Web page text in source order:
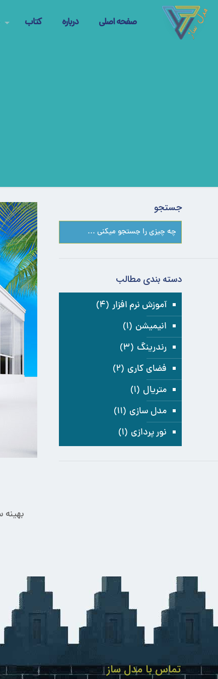
صفحه اصلی درباره کتاب
جستجو
دسته بندی مطالب
آموزش نرم افزار (۴)
انیمیشن (۱)
رندرینگ (۳)
فضای کاری (۲)
متریال (۱)
مدل سازی (۱۱)
نور پردازی (۱)
تماس با مدل ساز